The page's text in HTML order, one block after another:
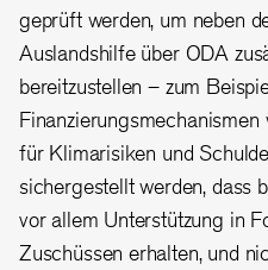
geprüft werden, um neben
Auslandshilfe über ODA
bereitzustellen – zum
für Klimarisiken und
sichergestellt werden, dass
vor allem Unterstützung in
Zuschüssen erhalten, und